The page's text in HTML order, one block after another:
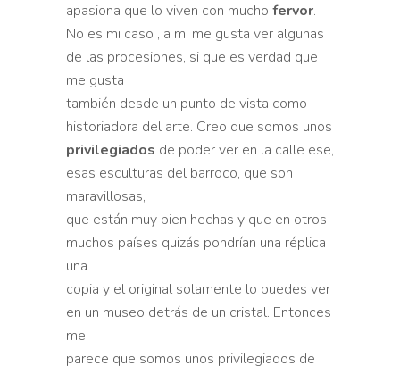
apasiona que lo viven con mucho fervor.
No es mi caso , a mi me gusta ver algunas
de las procesiones, si que es verdad que
me gusta
también desde un punto de vista como
historiadora del arte. Creo que somos unos
privilegiados de poder ver en la calle ese,
esas esculturas del barroco, que son
maravillosas,
que están muy bien hechas y que en otros
muchos países quizás pondrían una réplica
una
copia y el original solamente lo puedes ver
en un museo detrás de un cristal. Entonces
me
parece que somos unos privilegiados de